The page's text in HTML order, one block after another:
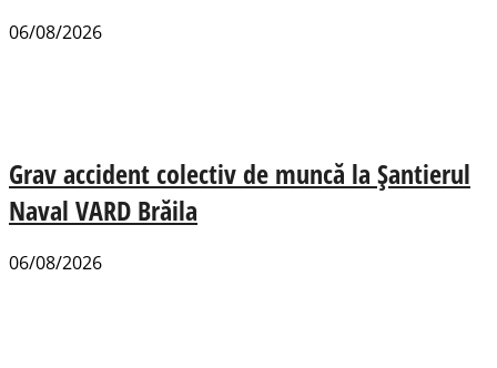
06/08/2026
Grav accident colectiv de muncă la Șantierul
Naval VARD Brăila
06/08/2026